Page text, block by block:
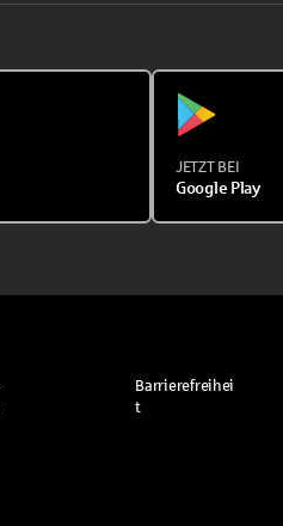
JETZT BEI
Google Play
Barrierefreihei
t